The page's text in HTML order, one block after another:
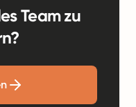
Team zu